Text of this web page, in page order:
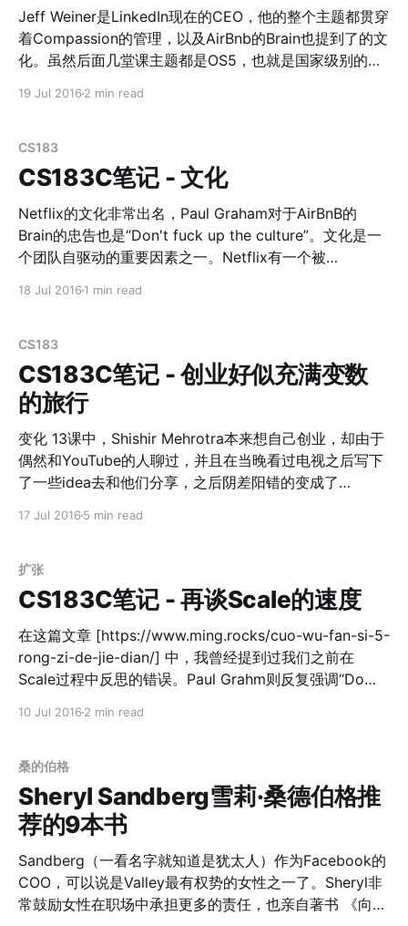
常见的做法就是下载送礼物，但现在用户被教育的越来越
警惕了。 承诺和一致 人一旦给出承诺，就会希望显得言
行一致。 一致承诺很容易用在产品上。但是一个很重要的
力。 **[产品技巧]**比如玩具商店利用了稀缺+一致承
诞故意缺货，这样圣诞的时候家长会补偿孩子别的礼物；
而年后家长为了一致承诺，依旧会为孩子购买承诺过的礼
物。销量立即double。 [产品技巧]一致承诺还被现在的
Jeff Weiner是LinkedIn现在的CEO，他的整个主题都贯穿
着Compassion的管理，以及AirBnb的Brain也提到了的文
化。虽然后面几堂课主题都是OS5，也就是国家级别的
点，每一个单词、每一个表述都散发着LinkedIn的
Culture。 Brain从执行层面强调说，Culture is about
repeat；而Jeff是从价值观层面在描述： 1. Mission vs
Vission。Jeff很善于区分出Misson和Vission。一个好的
Mission是便于执行和量化的，而一个好的Vission应该是
和价值观（Value）息息相关的。 2. Aspiration is critical
19 Jul 2016 2 min read
CS183
CS183C笔记 - 文化
Netflix的文化非常出名，Paul Graham对于AirBnB的
Brain的忠告也是“Don't fuck up the culture”。文化是一
个团队自驱动的重要因素之一。Netflix有一个被
1798664] 下载慢的童鞋我导出了pdf放在百度网盘中：
Netflix文化PDF国内下载
[http://pan.baidu.com/s/1gfqbNof] 和菜头把这个ppt翻
译出来并且写了公众号 [http://mp.weixin.qq.com/s?
__biz=MjM5MjAzODU2MA==&mid=200132514&idx=1
&sn=8e31be3d4db620fc77213e86baa2ab16] 比
如"We’re
18 Jul 2016 1 min read
CS183
CS183C笔记 - 创业好似充满变数
的旅行
变化 13课中，Shishir Mehrotra本来想自己创业，却由于
偶然和YouTube的人聊过，并且在当晚看过电视之后写下
了一些idea去和他们分享，之后阴差阳错的变成了
看课程的时候，公司已经因为作假几近破产； 15课中的
Diane Greene也是由于丈夫是Stanford的教授，正好在虚
拟技术上有一些成就和研究，于是顺水推舟，成就了
VMWare一番事业； 16课中Reed Hastings在97年创建
Netflix的时候，预期到2002年的时候市场会转向流媒
体，然而并没有；之后他们又预期5年后的2007年流媒体
呢？ 17课中现在的Yahho CEO Marissa Mayer在Google
成立的第一周就收到了邀请，然而半年后她决定去Google
面试
17 Jul 2016 5 min read
扩张
CS183C笔记 - 再谈Scale的速度
在这篇文章 [https://www.ming.rocks/cuo-wu-fan-si-5-
rong-zi-de-jie-dian/] 中，我曾经提到过我们之前在
Scale过程中反思的错误。Paul Grahm则反复强调“Do
Market-Fit ，再考虑Scale的事情。这个对于LinkedIn这
种慢公司，以及NextDoor这种慢方向（第一年只创建了
100多个邻居关系），都是Critical的。 第二点是Hiring
Slowly。AirBnb花了9个月找到第一个员工，NextDoor则
花了6个月，Instagram被收购的时候只有11人。Eric
Schmidt、Reid Hoffman、
10 Jul 2016 2 min read
桑的伯格
Sheryl Sandberg雪莉·桑德伯格推
荐的9本书
Sandberg（一看名字就知道是犹太人）作为Facebook的
COO，可以说是Valley最有权势的女性之一了。Sheryl非
常鼓励女性在职场中承担更多的责任，也亲自著书 《向前